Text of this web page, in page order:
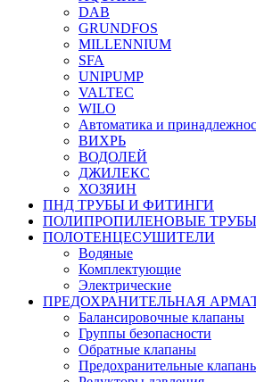
DAB
GRUNDFOS
MILLENNIUM
SFA
UNIPUMP
VALTEC
WILO
Автоматика и
ВИХРЬ
ВОДОЛЕЙ
ДЖИЛЕКС
ХОЗЯИН
ПНД ТРУБЫ И ФИТИНГИ
ПОЛИПРОПИЛЕНОВЫЕ
ПОЛОТЕНЦЕСУШИТЕЛИ
Водяные
Комплектующие
Электрические
ПРЕДОХРАНИТЕЛЬНАЯ
Балансировочные клапаны
Группы безопасности
Обратные клапаны
Предохранительные